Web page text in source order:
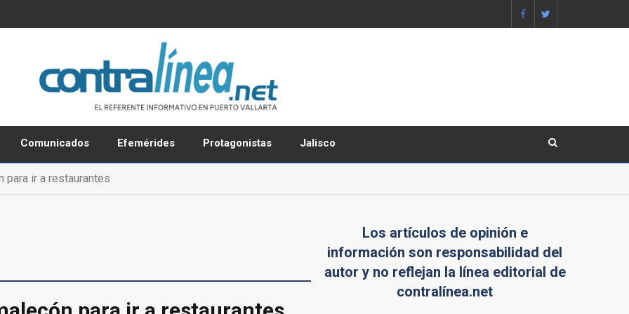
Comunicados Efemérides Protagonistas Jalisco
para ir a restaurantes
Los artículos de opinión e
información son responsabilidad del
autor y no reflejan la línea editorial de
contralínea.net